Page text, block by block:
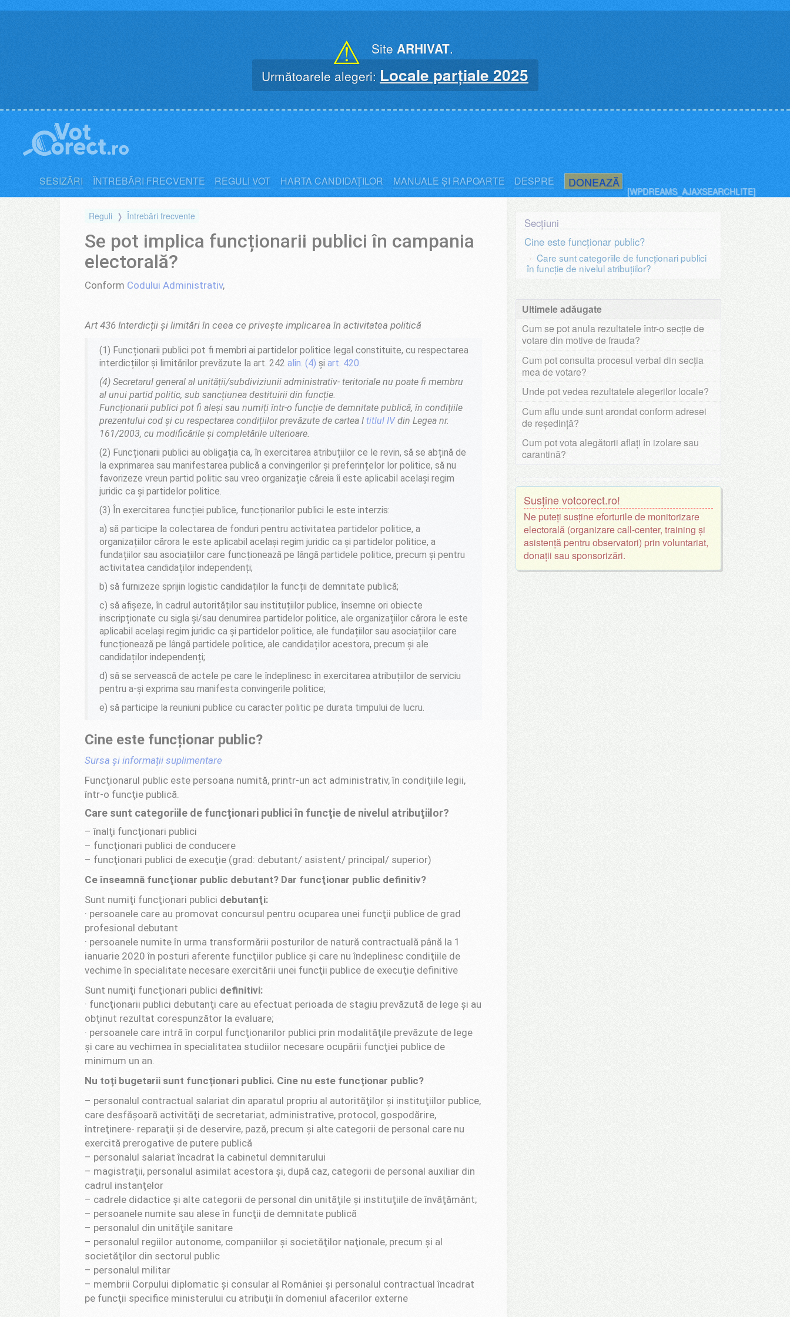
⚠ Site ARHIVAT.
Următoarele alegeri: Locale parțiale 2025
SESIZĂRI ÎNTREBĂRI FRECVENTE REGULI VOT HARTA CANDIDAȚILOR MANUALE ȘI RAPOARTE DESPRE DONEAZĂ
[WPDREAMS_AJAXSEARCHLITE]
Reguli Întrebări frecvente
Se pot implica funcționarii publici în campania
electorală?
Conform Codului Administrativ,
Art 436 Interdicții și limitări în ceea ce privește implicarea în activitatea politică
(1) Funcționarii publici pot fi membri ai partidelor politice legal constituite, cu respectarea
interdicțiilor și limitărilor prevăzute la art. 242 alin. (4) și art. 420
(4) Secretarul general al unității/subdiviziunii administrativ- teritoriale nu poate fi membru
al unui partid politic, sub sancțiunea destituirii din funcție.
Funcționarii publici pot fi aleși sau numiți într-o funcție de demnitate publică, în condițiile
prezentului cod și cu respectarea condițiilor prevăzute de cartea I titlul IVdin Legea nr.
161/2003, cu modificările și completările ulterioare.
(2) Funcționarii publici au obligația ca, în exercitarea atribuțiilor ce le revin, să se abțină de
la exprimarea sau manifestarea publică a convingerilor și preferințelor lor politice, să nu
favorizeze vreun partid politic sau vreo organizație căreia îi este aplicabil același regim
juridic ca și partidelor politice.
(3) În exercitarea funcției publice, funcționarilor publici le este interzis:
a) să participe la colectarea de fonduri pentru activitatea partidelor politice, a
organizațiilor cărora le este aplicabil același regim juridic ca și partidelor politice, a
fundațiilor sau asociațiilor care funcționează pe lângă partidele politice, precum și pentru
activitatea candidaților independenți;
b) să furnizeze sprijin logistic candidaților la funcții de demnitate publică;
c) să afișeze, în cadrul autorităților sau instituțiilor publice, însemne ori obiecte
inscripționate cu sigla și/sau denumirea partidelor politice, ale organizațiilor cărora le este
aplicabil același regim juridic ca și partidelor politice, ale fundațiilor sau asociațiilor care
funcționează pe lângă partidele politice, ale candidaților acestora, precum și ale
candidaților independenți;
d) să se servească de actele pe care le îndeplinesc în exercitarea atribuțiilor de serviciu
pentru a-și exprima sau manifesta convingerile politice;
e) să participe la reuniuni publice cu caracter politic pe durata timpului de lucru.
Cine este funcționar public?
Sursa și informații suplimentare
Funcţionarul public este persoana numită, printr-un act administrativ, în condiţiile legii,
într-o funcţie publică.
Care sunt categoriile de funcţionari publici în funcţie de nivelul atribuţiilor?
– înalţi funcţionari publici
– funcţionari publici de conducere
– funcţionari publici de execuţie (grad: debutant/ asistent/ principal/ superior)
Ce înseamnă funcţionar public debutant? Dar funcţionar public definitiv?
Sunt numiţi funcţionari publici debutanţi:
· persoanele care au promovat concursul pentru ocuparea unei funcţii publice de grad
profesional debutant
· persoanele numite în urma transformării posturilor de natură contractuală până la 1
ianuarie 2020 în posturi aferente funcţiilor publice şi care nu îndeplinesc condiţiile de
vechime în specialitate necesare exercitării unei funcţii publice de execuţie definitive
Sunt numiţi funcţionari publici definitivi:
· funcţionarii publici debutanţi care au efectuat perioada de stagiu prevăzută de lege şi au
obţinut rezultat corespunzător la evaluare;
· persoanele care intră în corpul funcţionarilor publici prin modalităţile prevăzute de lege
şi care au vechimea în specialitatea studiilor necesare ocupării funcţiei publice de
minimum un an.
Nu toți bugetarii sunt funcționari publici. Cine nu este funcționar public?
– personalul contractual salariat din aparatul propriu al autorităţilor şi instituţiilor publice,
care desfăşoară activităţi de secretariat, administrative, protocol, gospodărire,
întreţinere- reparaţii şi de deservire, pază, precum şi alte categorii de personal care nu
exercită prerogative de putere publică
– personalul salariat încadrat la cabinetul demnitarului
– magistraţii, personalul asimilat acestora şi, după caz, categorii de personal auxiliar din
cadrul instanţelor
– cadrele didactice şi alte categorii de personal din unităţile şi instituţiile de învăţământ;
– persoanele numite sau alese în funcţii de demnitate publică
– personalul din unităţile sanitare
– personalul regiilor autonome, companiilor şi societăţilor naţionale, precum şi al
societăţilor din sectorul public
– personalul militar
– membrii Corpului diplomatic şi consular al României şi personalul contractual încadrat
pe funcţii specifice ministerului cu atribuţii în domeniul afacerilor externe
Cine este funcționar public?
Care sunt categoriile de funcţionari publici
în funcţie de nivelul atribuţiilor?
Ultimele adăugate
Cum se pot anula rezultatele într-o secție de
votare din motive de frauda?
Cum pot consulta procesul verbal din secția
mea de votare?
Unde pot vedea rezultatele alegerilor locale?
Cum aflu unde sunt arondat conform adresei
de reședință?
Cum pot vota alegătorii aflați în izolare sau
carantină?
Susține votcorect.ro!
Ne puteți susține eforturile de monitorizare
electorală (organizare call-center, training și
asistență pentru observatori) prin voluntariat,
donații sau sponsorizări.